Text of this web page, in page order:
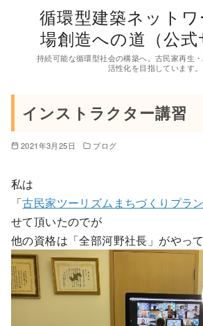
循環型建築ネット
場創造への道（公式
持続可能な循環型社会の構築へ。古民家再生
活性化を目指しています。
インストラクター講習
2021年3月25日 ブログ
私は
「古民家ツーリズムまちづくりプラ
せて頂いたのでが
他の資格は「全部河野社長」がやって